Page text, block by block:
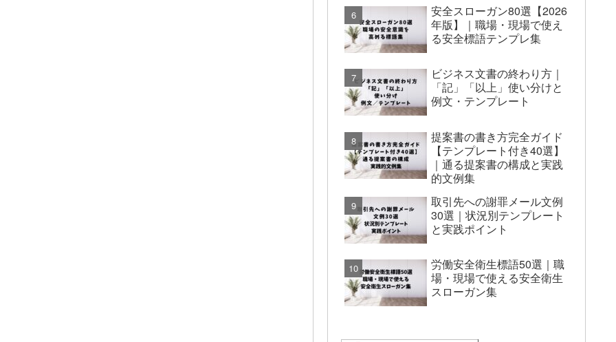
安全スローガン80選【2026
年版】｜職場・現場で使え
る安全標語テンプレ集
ビジネス文書の終わり方｜
「記」「以上」使い分けと
例文・テンプレート
提案書の書き方完全ガイド
【テンプレート付き40選】
｜通る提案書の構成と実践
的文例集
取引先への謝罪メール文例
30選｜状況別テンプレート
と実践ポイント
労働安全衛生標語50選｜職
場・現場で使える安全衛生
スローガン集